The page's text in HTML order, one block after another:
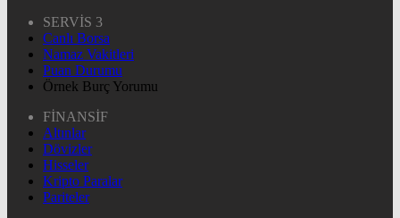
SERVİS 3
Canlı Borsa
Namaz Vakitleri
Puan Durumu
Örnek Burç Yorumu
FİNANSİF
Altınlar
Dövizler
Hisseler
Kripto Paralar
Pariteler